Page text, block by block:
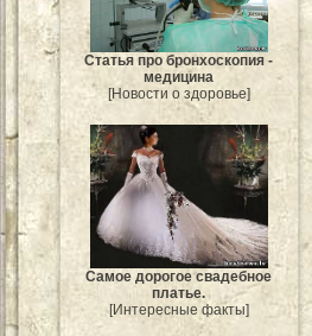
Статья про бронхоскопия -
медицина
[Новости о здоровье]
Самое дорогое свадебное
платье.
[Интересные факты]